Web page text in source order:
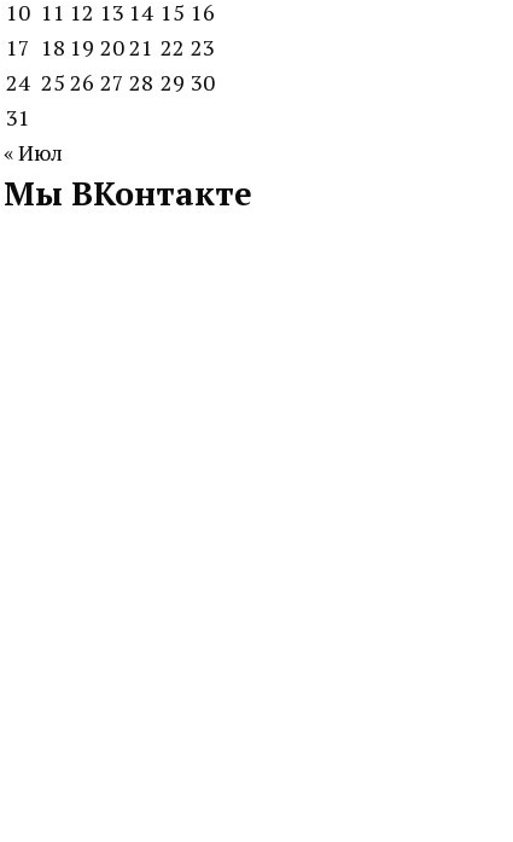
10 11 12 13 14 15 16
17 18 19 2021 22 23
24 25 26 27 28 29 30
31
« Июл
Мы ВКонтакте